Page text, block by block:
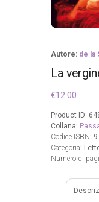
Autore: de la
La
€12.00
Product ID:
Collana:
Codice ISBN:
Categoria:
Numero di